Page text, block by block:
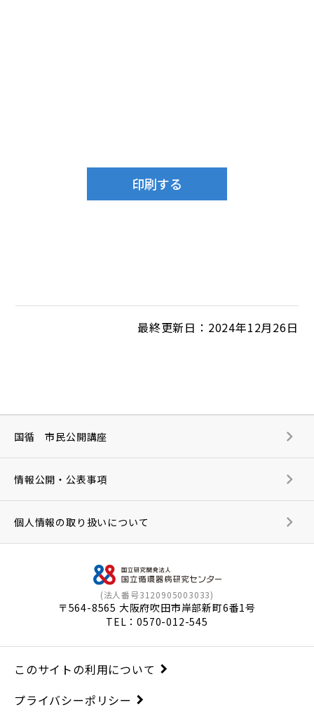
最終更新日：2024年12月26日
(法人番号3120905003033)
〒564-8565 大阪府吹田市岸部新町6番1号
TEL：0570-012-545
国循 市民公開講座
情報公開・公表事項
個人情報の取り扱いについて
このサイトの利用について
プライバシーポリシー